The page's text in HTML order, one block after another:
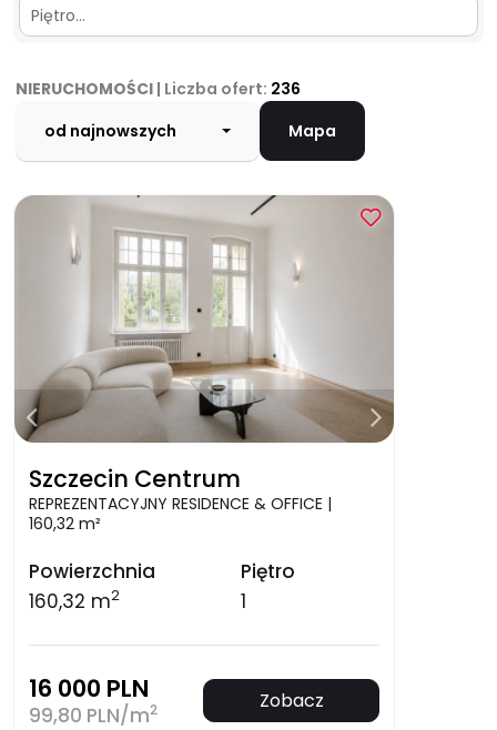
Piętro…
NIERUCHOMOŚCI | Liczba ofert: 236
od najnowszych
Mapa
Szczecin Centrum
REPREZENTACYJNY RESIDENCE & OFFICE |
160,32 m²
Powierzchnia
160,32 m2
Piętro
1
16 000 PLN
99,80 PLN/m2 Zobacz